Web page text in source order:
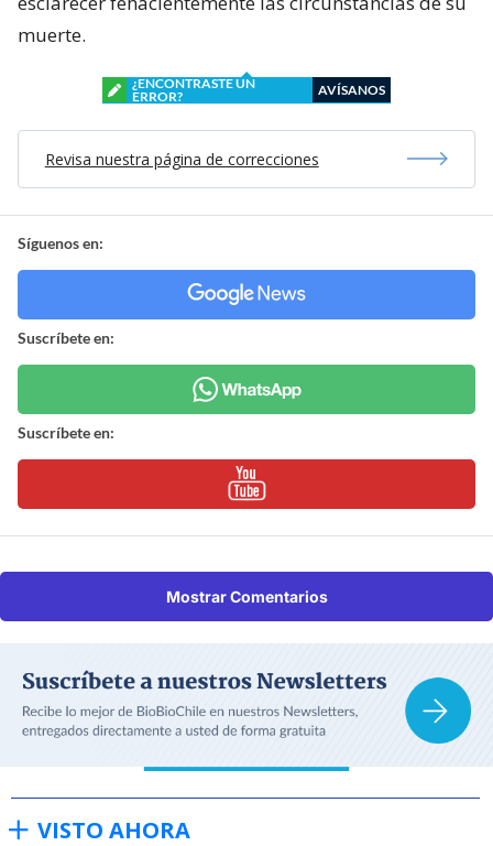
muerte.
¿ENCONTRASTE UN
ERROR?
AVÍSANOS
Revisa nuestra página de correcciones
Síguenos en:
Suscríbete en:
Suscríbete en:
Mostrar Comentarios
VISTO AHORA